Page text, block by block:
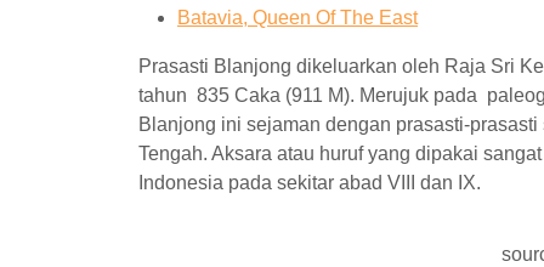
Batavia, Queen Of The East
Prasasti Blanjong dikeluarkan oleh Raja Sri
tahun 835 Caka (911 M). Merujuk pada
Blanjong ini sejaman dengan prasasti-
Tengah. Aksara atau huruf yang dipakai
Indonesia pada sekitar abad VIII dan IX.